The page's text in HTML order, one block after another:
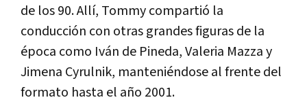
de los 90. Allí, Tommy compartió la
conducción con otras grandes figuras de la
época como Iván de Pineda, Valeria Mazza y
Jimena Cyrulnik, manteniéndose al frente del
formato hasta el año 2001.